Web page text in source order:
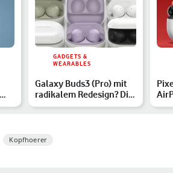
GADGETS &
WEARABLES
Galaxy Buds3 (Pro) mit
radikalem Redesign? Die
Gerüchte im Überbl…
Kopfhoerer